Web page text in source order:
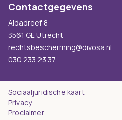
Contactgegevens
Aidadreef 8
3561 GE Utrecht
rechtsbescherming@divosa.nl
030 233 23 37
Sociaaljuridische kaart
Privacy
Proclaimer